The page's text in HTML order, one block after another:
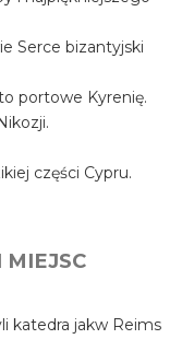
Serce bizantyjski
portowe Kyrenię.
części Cypru.
katedra jakw Reims